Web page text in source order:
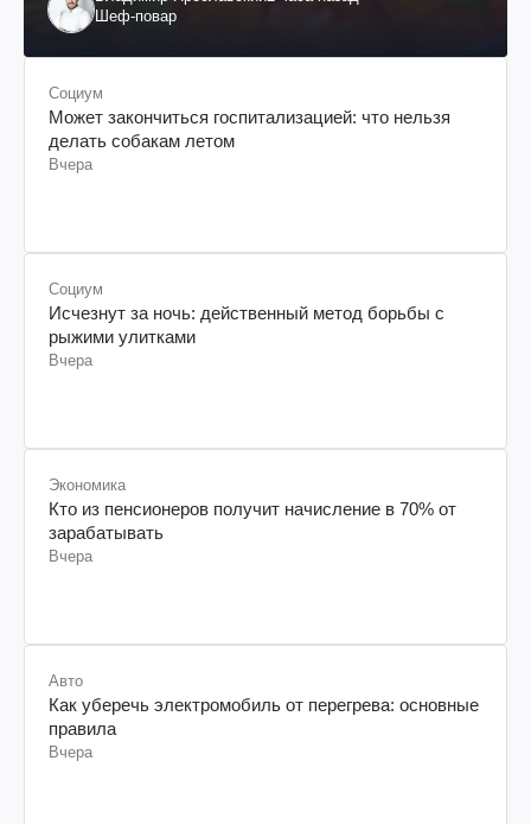
Шеф-повар
Социум
Может закончиться госпитализацией: что нельзя
делать собакам летом
Вчера
Социум
Исчезнут за ночь: действенный метод борьбы с
рыжими улитками
Вчера
Экономика
Кто из пенсионеров получит начисление в 70% от
зарабатывать
Вчера
Авто
Как уберечь электромобиль от перегрева: основные
правила
Вчера